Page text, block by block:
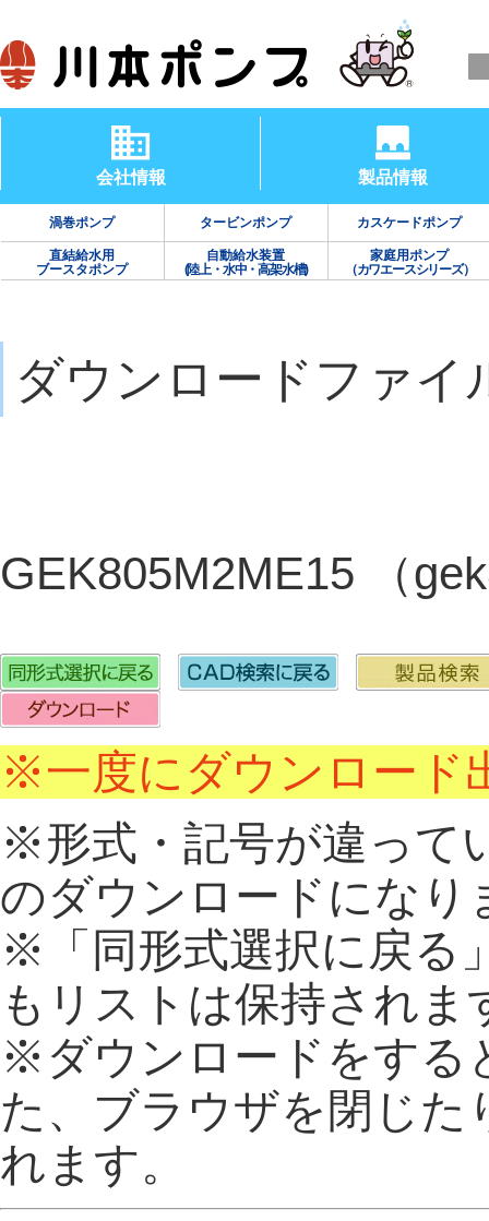
会社情報 製品情報
渦巻ポンプ タービンポンプ カスケードポンプ
直結給水用
ブースタポンプ
自動給水装置
(陸上・水中・高架水槽)
家庭用ポンプ
（カワエースシリーズ）
ダウンロードファイ
GEK805M2ME15 （
※一度にダウンロード
※形式・記号が違って
のダウンロードになり
※「同形式選択に戻る
もリストは保持されま
※ダウンロードをする
た、ブラウザを閉じた
れます。